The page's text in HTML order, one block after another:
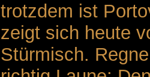
trotzdem ist
zeigt sich heute
Stürmisch.